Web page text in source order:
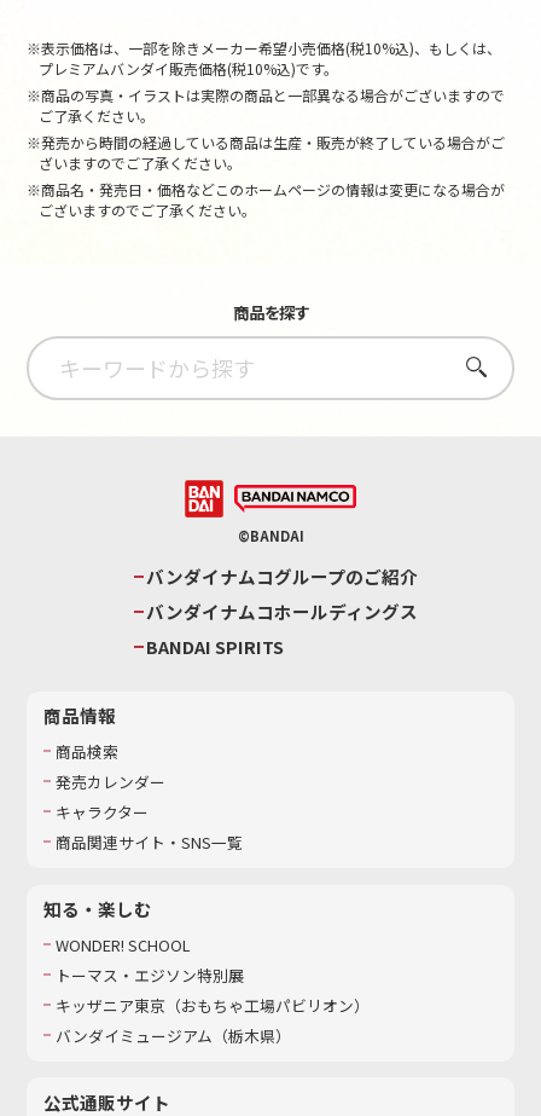
※表示価格は、一部を除きメーカー希望小売価格(税10%込)、もしくは、
プレミアムバンダイ販売価格(税10%込)です。
※商品の写真・イラストは実際の商品と一部異なる場合がございますので
ご了承ください。
※発売から時間の経過している商品は生産・販売が終了している場合がご
ざいますのでご了承ください。
※商品名・発売日・価格などこのホームページの情報は変更になる場合が
ございますのでご了承ください。
商品を探す
さがす
©BANDAI
バンダイナムコグループのご紹介
バンダイナムコホールディングス
BANDAI SPIRITS
商品情報
商品検索
発売カレンダー
キャラクター
商品関連サイト・SNS一覧
知る・楽しむ
WONDER! SCHOOL
トーマス・エジソン特別展
キッザニア東京（おもちゃ工場パビリオン）​
バンダイミュージアム（栃木県）
公式通販サイト